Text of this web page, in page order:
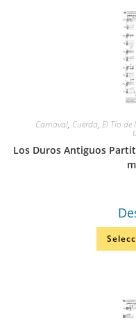
Carnaval, Cuerda, El Tío de
Los Duros Antiguos